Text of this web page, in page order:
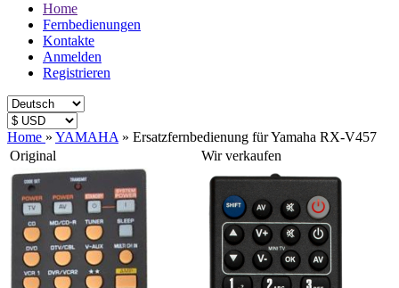
Home
Fernbedienungen
Kontakte
Anmelden
Registrieren
Home » YAMAHA » Ersatzfernbedienung für Yamaha RX-V457
Original
Wir verkaufen